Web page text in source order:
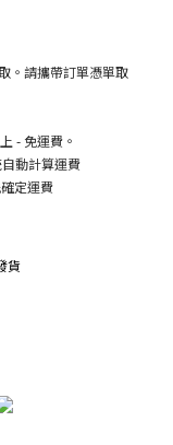
。請攜帶訂單憑單取
- 免運費。
動計算運費
定運費
貨